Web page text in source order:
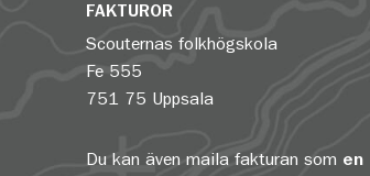
FAKTUROR
Scouternas folkhögskola
Fe 555
751 75 Uppsala
Du kan även maila fakturan som en